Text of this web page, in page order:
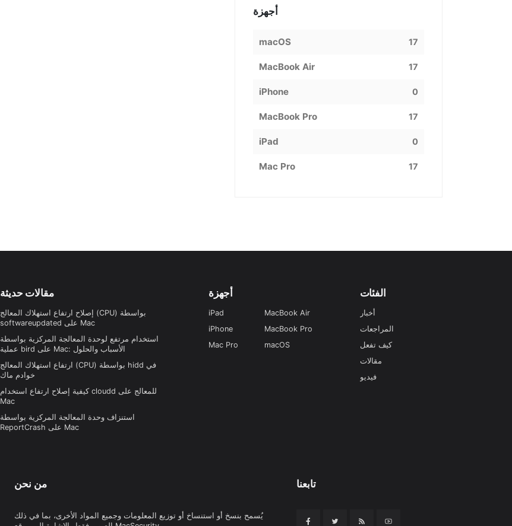
أجهزة
macOS 17
MacBook Air 17
iPhone 0
MacBook Pro 17
iPad 0
Mac Pro 17
مقالات حديثة
إصلاح ارتفاع استهلاك المعالج (CPU) بواسطة
softwareupdated على Mac
استخدام مرتفع لوحدة المعالجة المركزية بواسطة
عملية bird على Mac: الأسباب والحلول
ارتفاع استهلاك المعالج (CPU) بواسطة hidd في
خوادم ماك
كيفية إصلاح ارتفاع استخدام cloudd للمعالج على
Mac
استنزاف وحدة المعالجة المركزية بواسطة
ReportCrash على Mac
أجهزة
iPad
iPhone
Mac Pro
MacBook Air
MacBook Pro
macOS
الفئات
أخبار
المراجعات
كيف تفعل
مقالات
فيديو
من نحن
يُسمح بنسخ أو استنساخ أو توزيع المعلومات وجميع المواد الأخرى، بما في ذلك
تابعنا